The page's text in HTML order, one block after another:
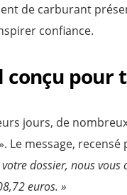
de carburant
confiance.
conçu
jours, de
». Le message,
dossier, nous
euros. »